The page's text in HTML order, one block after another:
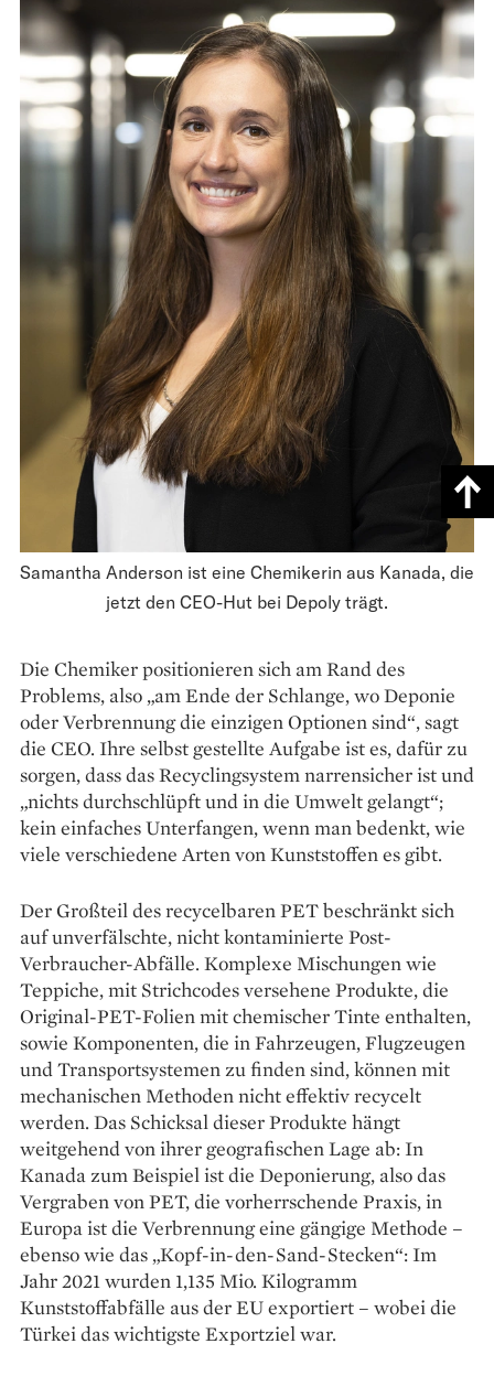
Samantha Anderson ist eine Chemikerin aus Kanada, die
jetzt den CEO-Hut bei Depoly trägt.
Die Chemiker positionieren sich am Rand des
Problems, also „am Ende der Schlange, wo Deponie
oder Verbrennung die einzigen Optionen sind“, sagt
die CEO. Ihre selbst gestellte Aufgabe ist es, dafür zu
sorgen, dass das Recyclingsystem narrensicher ist und
„nichts durchschlüpft und in die Umwelt gelangt“;
kein einfaches Unterfangen, wenn man bedenkt, wie
viele verschiedene Arten von Kunststoffen es gibt.
Der Großteil des recycelbaren PET beschränkt sich
auf unverfälschte, nicht kontaminierte Post-
Verbraucher-Abfälle. Komplexe Mischungen wie
Teppiche, mit Strichcodes versehene Produkte, die
Original-PET-Folien mit chemischer Tinte enthalten,
sowie Komponenten, die in Fahrzeugen, Flugzeugen
und Transportsystemen zu finden sind, können mit
mechanischen Methoden nicht effektiv recycelt
werden. Das Schicksal dieser Produkte hängt
weitgehend von ihrer geografischen Lage ab: In
Kanada zum Beispiel ist die Deponierung, also das
Vergraben von PET, die vorherrschende Praxis, in
Europa ist die Verbrennung eine gängige Methode –
ebenso wie das „Kopf-in-den-Sand-Stecken“: Im
Jahr 2021 wurden 1,135 Mio. Kilogramm
Kunststoffabfälle aus der EU exportiert – wobei die
Türkei das wichtigste Exportziel war.